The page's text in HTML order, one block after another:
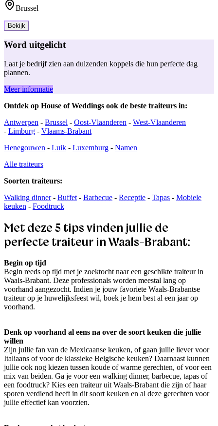
Brussel
Bekijk
Word uitgelicht
Laat je bedrijf zien aan duizenden koppels die hun perfecte dag
plannen.
Meer informatie
Ontdek op House of Weddings ook de beste traiteurs in:
Antwerpen - Brussel - Oost-Vlaanderen - West-Vlaanderen
- Limburg - Vlaams-Brabant
Henegouwen - Luik - Luxemburg - Namen
Alle traiteurs
Soorten traiteurs:
Walking dinner- Buffet - Barbecue - Receptie - Tapas - Mobiele
keuken - Foodtruck
Met deze 5 tips vinden jullie de
perfecte traiteur in Waals-Brabant:
Begin op tijd
Begin reeds op tijd met je zoektocht naar een geschikte traiteur in
Waals-Brabant. Deze professionals worden meestal lang op
voorhand aangezocht. Indien je jouw favoriete Waals-Brabantse
traiteur op je huwelijksfeest wil, boek je hem best al een jaar op
voorhand.
Denk op voorhand al eens na over de soort keuken die jullie
willen
Zijn jullie fan van de Mexicaanse keuken, of gaan jullie liever voor
Italiaans of voor de klassieke Belgische keuken? Daarnaast kunnen
jullie ook nog kiezen tussen koude of warme gerechten, of voor een
mix van beiden. Ga je voor een walking dinner, barbecue, tapas of
een foodtruck? Kies een traiteur uit Waals-Brabant die zijn of haar
sporen verdiend heeft in dit soort keuken en al deze gerechten voor
jullie effectief kan voorzien.